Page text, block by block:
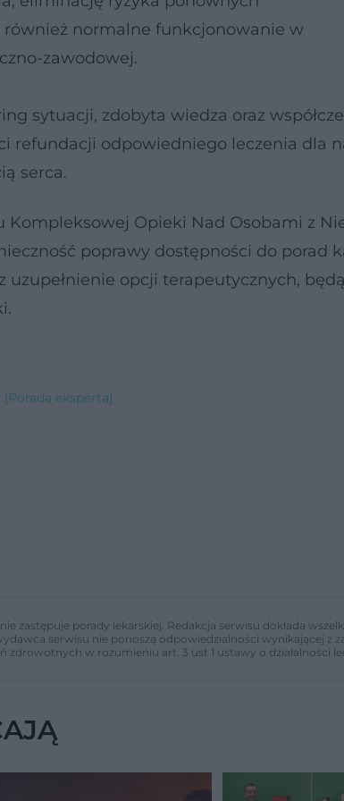
również normalne funkcjonowanie w
zawodowej.
sytuacji, zdobyta wiedza oraz
refundacji odpowiedniego leczenia dla
serca.
Opieki Nad Osobami z
poprawy dostępności do porad
opcji terapeutycznych,
eksperta]
zastępuje porady lekarskiej. Redakcja serwisu dokłada
serwisu nie ponoszą odpowiedzialności wynikającej
zdrowotnych w rozumieniu art. 3 ust 1 ustawy o działalności